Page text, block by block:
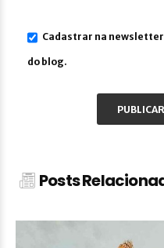
Cadastrar na
do blog.
Posts